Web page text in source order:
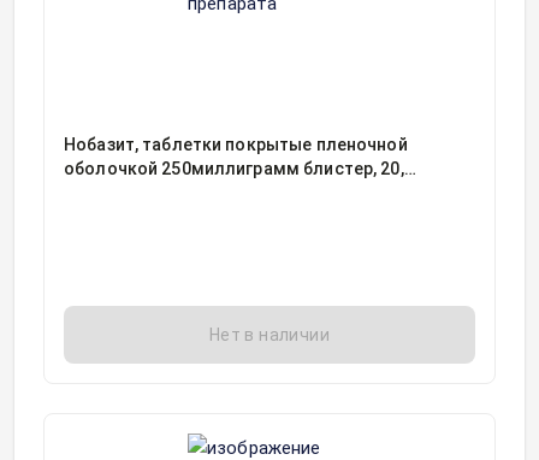
Нобазит, таблетки покрытые пленочной
оболочкой 250миллиграмм блистер, 20,
Нет в наличии